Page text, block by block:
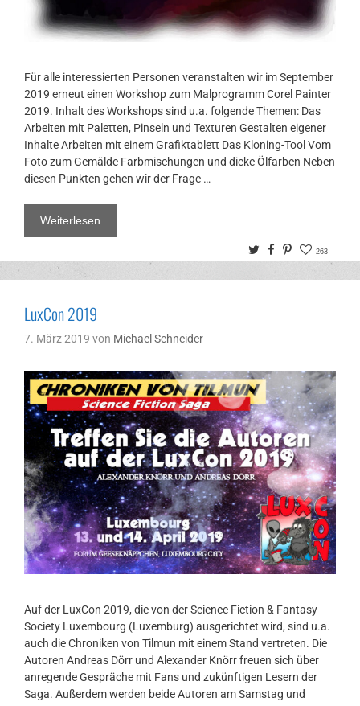
Für alle interessierten Personen veranstalten wir im September
2019 erneut einen Workshop zum Malprogramm Corel Painter
2019. Inhalt des Workshops sind u.a. folgende Themen: Das
Arbeiten mit Paletten, Pinseln und Texturen Gestalten eigener
Inhalte Arbeiten mit einem Grafiktablett Das Kloning-Tool Vom
Foto zum Gemälde Farbmischungen und dicke Ölfarben Neben
diesen Punkten gehen wir der Frage …
Weiterlesen
TwitterFacebook
Pinterest
263
LuxCon 2019
7. März 2019 von Michael Schneider
Auf der LuxCon 2019, die von der Science Fiction & Fantasy
Society Luxembourg (Luxemburg) ausgerichtet wird, sind u.a.
auch die Chroniken von Tilmun mit einem Stand vertreten. Die
Autoren Andreas Dörr und Alexander Knörr freuen sich über
anregende Gespräche mit Fans und zukünftigen Lesern der
Saga. Außerdem werden beide Autoren am Samstag und